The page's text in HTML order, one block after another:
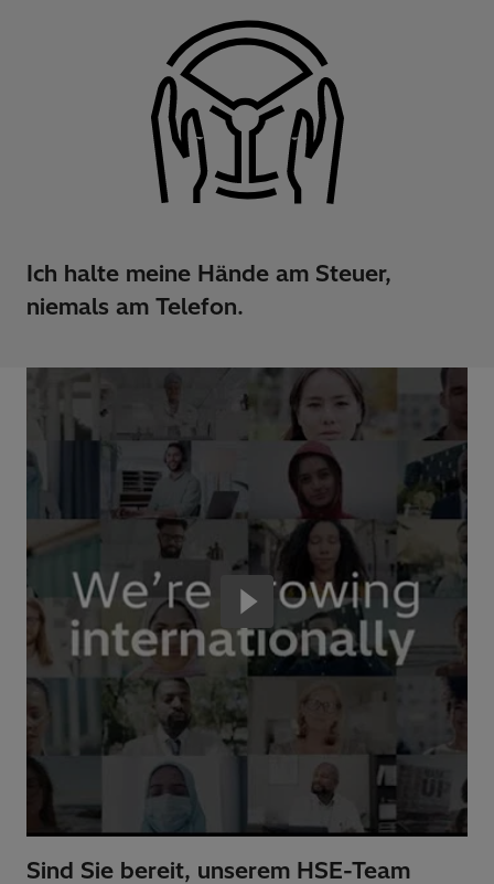
Ich halte meine Hände am Steuer,
niemals am Telefon.
Sind Sie bereit, unserem HSE-Team